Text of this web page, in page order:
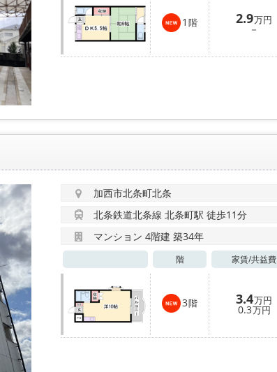
1 階 2.9万円
－
加西市北条町北条
北条鉄道北条線 北条町駅 徒歩11分
マンション 4階建 築34年
階 家賃/共益費
3階 3.4万円
0.3万円